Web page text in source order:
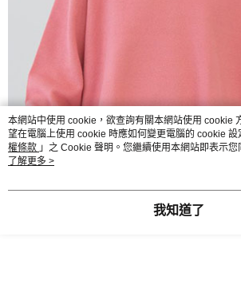
本網站中使用 cookie，欲查詢有關本網站使用 cookie
望在電腦上使用 cookie 時應如何變更電腦的 cookie 設
權條款 」之 Cookie 聲明。您繼續使用本網站即表示
用條款之 Cookie 聲明使用 cookie。
了解更多 >
我知道了